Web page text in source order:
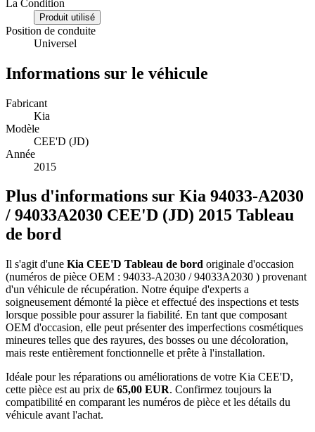
La Condition
Produit utilisé
Position de conduite
Universel
Informations sur le véhicule
Fabricant
Kia
Modèle
CEE'D (JD)
Année
2015
Plus d'informations sur Kia 94033-A2030
/ 94033A2030 CEE'D (JD) 2015 Tableau
de bord
Il s'agit d'une Kia CEE'D Tableau de bord originale d'occasion
(numéros de pièce OEM : 94033-A2030 / 94033A2030 ) provenant
d'un véhicule de récupération. Notre équipe d'experts a
soigneusement démonté la pièce et effectué des inspections et tests
lorsque possible pour assurer la fiabilité. En tant que composant
OEM d'occasion, elle peut présenter des imperfections cosmétiques
mineures telles que des rayures, des bosses ou une décoloration,
mais reste entièrement fonctionnelle et prête à l'installation.
Idéale pour les réparations ou améliorations de votre Kia CEE'D,
cette pièce est au prix de 65,00 EUR. Confirmez toujours la
compatibilité en comparant les numéros de pièce et les détails du
véhicule avant l'achat.